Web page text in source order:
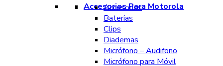
Accesorios Para Motorola
Accesorios
Baterías
Clips
Diademas
Micrófono – Audifono
Micrófono para Móvil